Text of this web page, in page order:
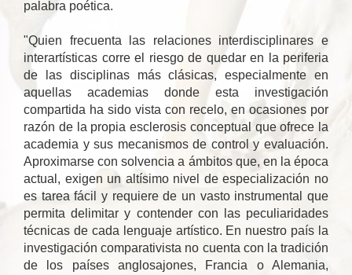
palabra poética.
"Quien frecuenta las relaciones interdisciplinares e
interartísticas corre el riesgo de quedar en la periferia
de las disciplinas más clásicas, especialmente en
aquellas academias donde esta investigación
compartida ha sido vista con recelo, en ocasiones por
razón de la propia esclerosis conceptual que ofrece la
academia y sus mecanismos de control y evaluación.
Aproximarse con solvencia a ámbitos que, en la época
actual, exigen un altísimo nivel de especialización no
es tarea fácil y requiere de un vasto instrumental que
permita delimitar y contender con las peculiaridades
técnicas de cada lenguaje artístico. En nuestro país la
investigación comparativista no cuenta con la tradición
de los países anglosajones, Francia o Alemania,